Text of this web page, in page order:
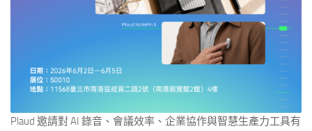
Plaud 邀請對 AI 錄音、會議效率、企業協作與智慧生產力工具有